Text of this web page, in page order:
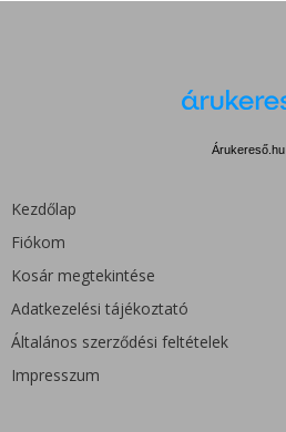
Árukereső.hu
Kezdőlap
Fiókom
Kosár megtekintése
Adatkezelési tájékoztató
Általános szerződési feltételek
Impresszum